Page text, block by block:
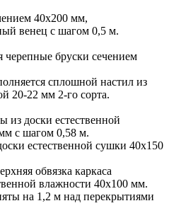
40х200 мм,
венец с шагом 0,5 м.
бруски сечением
сплошной настил из
20-22 мм 2-го сорта.
доски естественной
с шагом 0,58 м.
естественной сушки 40х150
обвязка каркаса
влажности 40х100 мм.
на 1,2 м над перекрытиями